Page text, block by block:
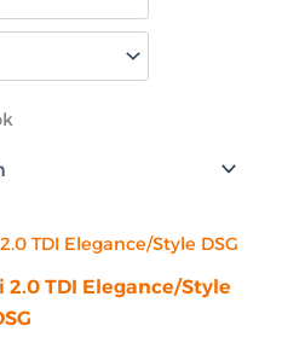
TDI Elegance/Style